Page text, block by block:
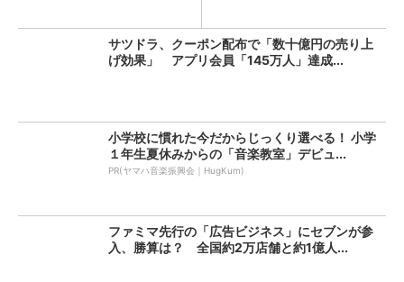
サツドラ、クーポン配布で「数十億円の売り上
げ効果」 アプリ会員「145万人」達成...
小学校に慣れた今だからじっくり選べる！ 小学
１年生夏休みからの「音楽教室」デビュ...
PR(ヤマハ音楽振興会｜HugKum)
ファミマ先行の「広告ビジネス」にセブンが参
入、勝算は？ 全国約2万店舗と約1億人...